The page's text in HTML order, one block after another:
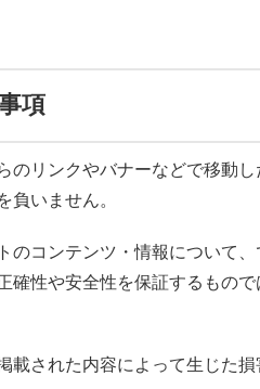
項
のリンクやバナーなどで移動
負いません。
のコンテンツ・情報について
確性や安全性を保証するもの
載された内容によって生じた